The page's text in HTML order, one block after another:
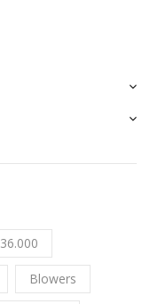
36.000
Blowers